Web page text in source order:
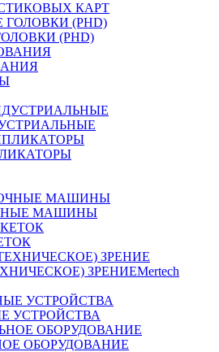
КАРТ
(PHD)
МАШИНЫ
ЗРЕНИЕMertech
УСТРОЙСТВА
ОБОРУДОВАНИЕ